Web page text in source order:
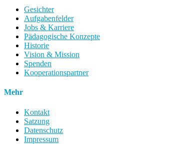
Gesichter
Aufgabenfelder
Jobs & Karriere
Pädagogische Konzepte
Historie
Vision & Mission
Spenden
Kooperationspartner
Mehr
Kontakt
Satzung
Datenschutz
Impressum